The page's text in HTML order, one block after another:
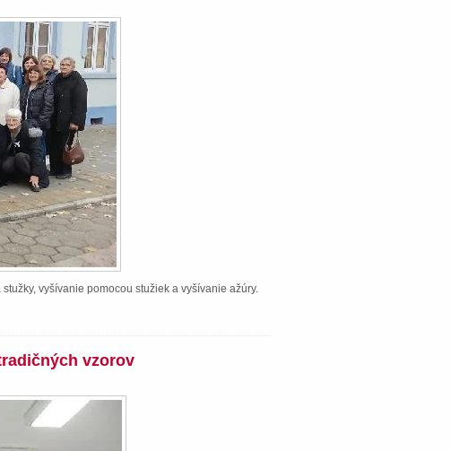
vyšívanie pomocou stužiek a vyšívanie ažúry.
vzorov